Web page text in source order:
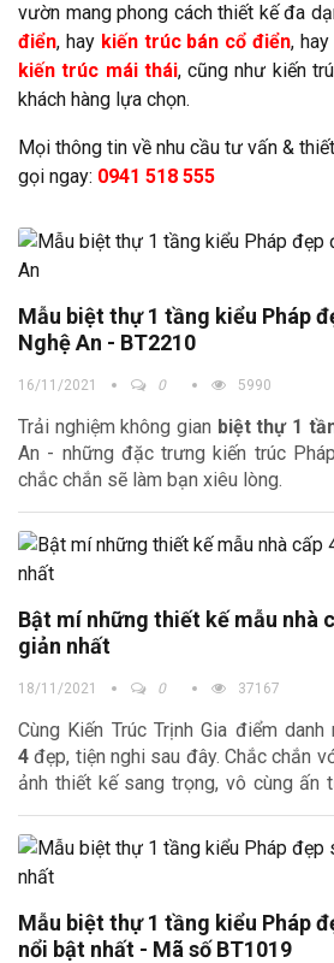
vườn mang phong cách thiết kế đa
điển, hay kiến trúc bán cổ điển, hay
kiến trúc mái thái, cũng như kiến
khách hàng lựa chọn.
Mọi thông tin về nhu cầu tư vấn &
gọi ngay: 0941 518 555
Mẫu biệt thự 1 tầng kiểu Pháp
Nghệ An - BT2210
16/11/2021 0 5990
Trải nghiệm không gian biệt thự 1
An - những đặc trưng kiến trúc
chắc chắn sẽ làm bạn xiêu lòng.
Bật mí những thiết kế mẫu nhà
giản nhất
18/11/2021 0 37167
Cùng Kiến Trúc Trịnh Gia điểm
4 đẹp, tiện nghi sau đây. Chắc chắn
ảnh thiết kế sang trọng, vô cùng ấn
tìm được một ý tưởng thiết kế phù
lai của mình.
Mẫu biệt thự 1 tầng kiểu Pháp
nổi bật nhất - Mã số BT1019